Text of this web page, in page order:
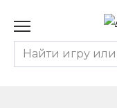
содержанию